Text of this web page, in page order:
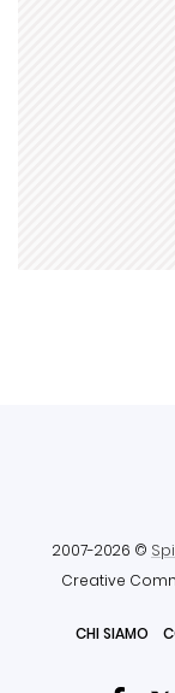
2007-2026 ©
Creative
CHI SIAMO